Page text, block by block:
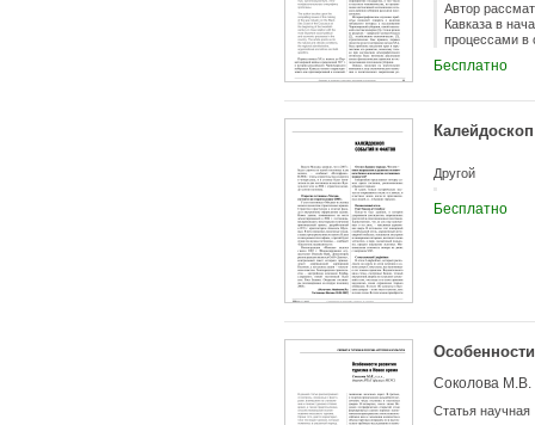
Автор
Кавказа в
процессами в
Бесплатно
Другой
Бесплатно
Соколова М.В.
Статья научная